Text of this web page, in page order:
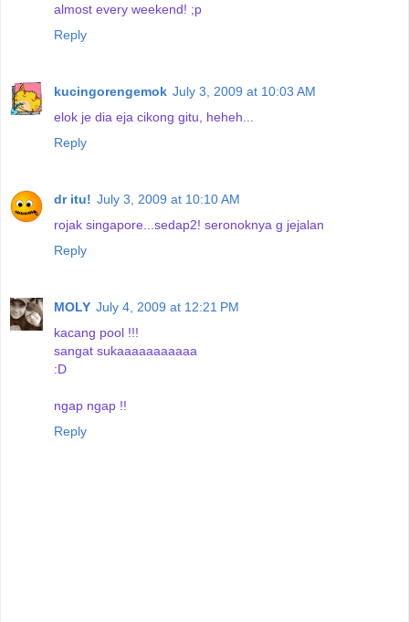
almost every weekend! ;p
Reply
kucingorengemok July 3, 2009 at 10:03 AM
elok je dia eja cikong gitu, heheh...
Reply
dr itu! July 3, 2009 at 10:10 AM
rojak singapore...sedap2! seronoknya g jejalan
Reply
MOLY July 4, 2009 at 12:21 PM
kacang pool !!!
sangat sukaaaaaaaaaaa
:D
ngap ngap !!
Reply